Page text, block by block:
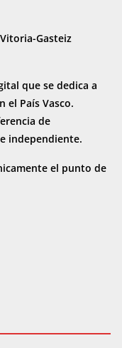
Gasteiz
que se dedica a
el País Vasco.
de
independiente.
el punto de